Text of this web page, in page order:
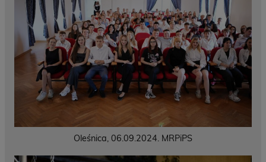
Oleśnica, 06.09.2024. MRPiPS